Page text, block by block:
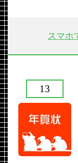
スマホ
13